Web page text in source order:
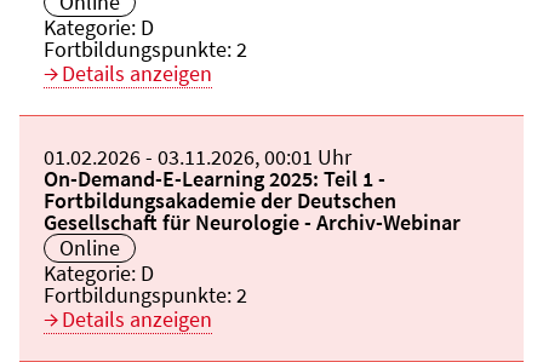
Kategorie: D
Fortbildungspunkte:2
Details anzeigen
Beginn:
01.02.2026Ende und Anfangszeit:
- 03.11.2026,00:01 Uhr
Veranstaltungstitel:
On-Demand-E-Learning 2025: Teil 1 -
Fortbildungsakademie der Deutschen
Gesellschaft für Neurologie - Archiv-Webinar
Veranstaltungsort:
Online
Kategorie: D
Fortbildungspunkte:2
Details anzeigen